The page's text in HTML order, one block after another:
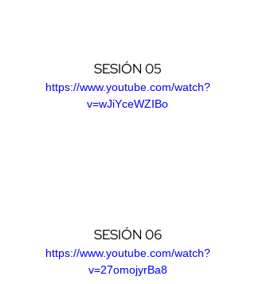
SESIÓN 05
https://www.youtube.com/watch?
v=wJiYceWZIBo
SESIÓN 06
https://www.youtube.com/watch?
v=27omojyrBa8